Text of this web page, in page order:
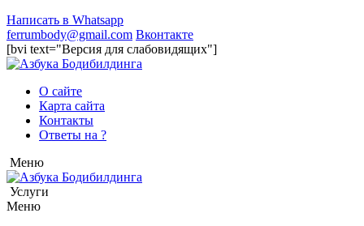
Написать в Whatsapp
ferrumbody@gmail.com Вконтакте
[bvi text="Версия для слабовидящих"]
О сайте
Карта сайта
Контакты
Ответы на ?
Меню
Услуги
Меню